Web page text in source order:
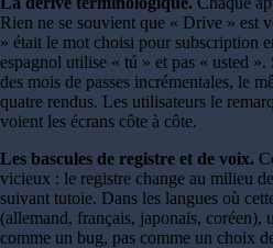
Rien ne se souvient que « Drive » est
» était le mot choisi pour subscription
espagnol utilise « tú » et pas « usted ».
des mois de passes incrémentales, le
quatre rendus. Les utilisateurs le
voient les écrans côte à côte.
Les bascules de registre et de voix.
vicieux : le registre change au milieu
suivant tutoie. Dans les langues où
(allemand, français, japonais, coréen),
comme un bug, pas comme un choix